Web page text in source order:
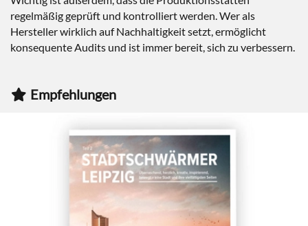
regelmäßig geprüft und kontrolliert werden. Wer als
Hersteller wirklich auf Nachhaltigkeit setzt, ermöglicht
konsequente Audits und ist immer bereit, sich zu verbessern.
Empfehlungen